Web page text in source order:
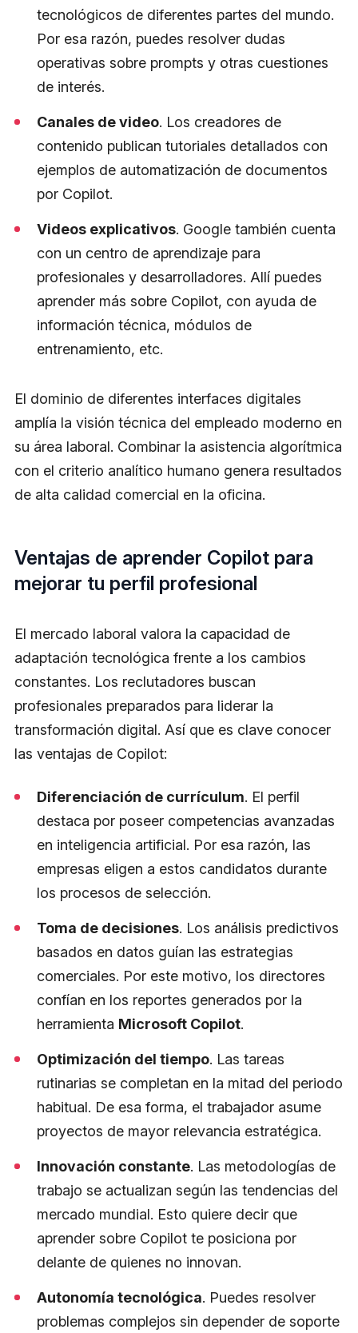
tecnológicos de diferentes partes del mundo.
Por esa razón, puedes resolver dudas
operativas sobre prompts y otras cuestiones
de interés.
Canales de video. Los creadores de
contenido publican tutoriales detallados con
ejemplos de automatización de documentos
por Copilot.
Videos explicativos. Google también cuenta
con un centro de aprendizaje para
profesionales y desarrolladores. Allí puedes
aprender más sobre Copilot, con ayuda de
información técnica, módulos de
entrenamiento, etc.
El dominio de diferentes interfaces digitales
amplía la visión técnica del empleado moderno en
su área laboral. Combinar la asistencia algorítmica
con el criterio analítico humano genera resultados
de alta calidad comercial en la oficina.
Ventajas de aprender Copilot para
mejorar tu perfil profesional
El mercado laboral valora la capacidad de
adaptación tecnológica frente a los cambios
constantes. Los reclutadores buscan
profesionales preparados para liderar la
transformación digital. Así que es clave conocer
las ventajas de Copilot:
Diferenciación de currículum. El perfil
destaca por poseer competencias avanzadas
en inteligencia artificial. Por esa razón, las
empresas eligen a estos candidatos durante
los procesos de selección.
Toma de decisiones. Los análisis predictivos
basados en datos guían las estrategias
comerciales. Por este motivo, los directores
confían en los reportes generados por la
herramienta Microsoft Copilot.
Optimización del tiempo. Las tareas
rutinarias se completan en la mitad del periodo
habitual. De esa forma, el trabajador asume
proyectos de mayor relevancia estratégica.
Innovación constante. Las metodologías de
trabajo se actualizan según las tendencias del
mercado mundial. Esto quiere decir que
aprender sobre Copilot te posiciona por
delante de quienes no innovan.
Autonomía tecnológica. Puedes resolver
problemas complejos sin depender de soporte